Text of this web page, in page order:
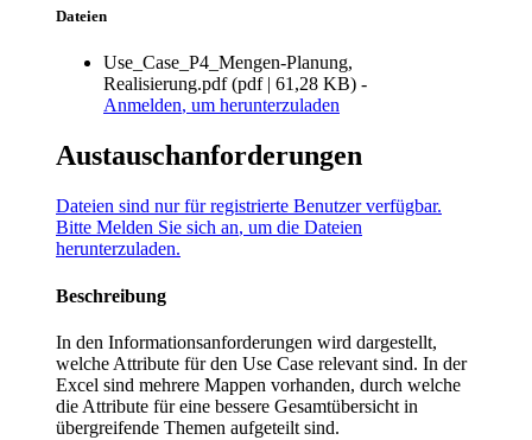
Dateien
Use_Case_P4_Mengen-Planung,
Realisierung.pdf (pdf| 61,28 KB) -
Anmelden, um herunterzuladen
Austauschanforderungen
Dateien sind nur für registrierte Benutzer verfügbar.
Bitte Melden Sie sich an, um die Dateien
herunterzuladen.
Beschreibung
In den Informationsanforderungen wird dargestellt,
welche Attribute für den Use Case relevant sind. In der
Excel sind mehrere Mappen vorhanden, durch welche
die Attribute für eine bessere Gesamtübersicht in
übergreifende Themen aufgeteilt sind.